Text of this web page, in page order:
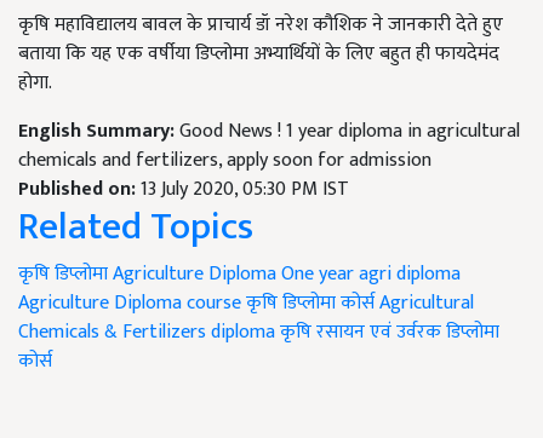
कृषि महाविद्यालय बावल के प्राचार्य डॉ नरेश कौशिक ने जानकारी देते हुए
बताया कि यह एक वर्षीया डिप्लोमा अभ्यार्थियों के लिए बहुत ही फायदेमंद
होगा.
English Summary:Good News ! 1 year diploma in agricultural
chemicals and fertilizers, apply soon for admission
Published on:13 July 2020, 05:30 PM IST
Related Topics
कृषि डिप्लोमाAgriculture DiplomaOne year agri diploma
Agriculture Diploma courseकृषि डिप्लोमा कोर्सAgricultural
Chemicals & Fertilizers diplomaकृषि रसायन एवं उर्वरक डिप्लोमा
कोर्स